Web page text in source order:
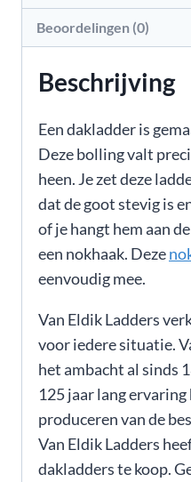
Beoordelingen (0)
Beschrijving
Een dakladder is
Deze bolling valt
heen. Je zet deze
dat de goot stevig is
of je hangt hem aan
een nokhaak. Deze
eenvoudig mee.
Van Eldik Ladders
voor iedere situatie.
het ambacht al sinds
125 jaar lang
produceren van de
Van Eldik Ladders
dakladders te koop.